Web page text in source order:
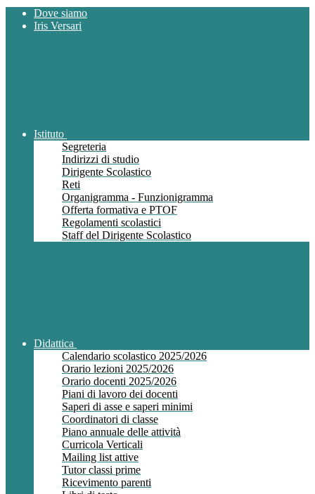
Dove siamo
Iris Versari
Istituto
Segreteria
Indirizzi di studio
Dirigente Scolastico
Reti
Organigramma - Funzionigramma
Offerta formativa e PTOF
Regolamenti scolastici
Staff del Dirigente Scolastico
Didattica
Calendario scolastico 2025/2026
Orario lezioni 2025/2026
Orario docenti 2025/2026
Piani di lavoro dei docenti
Saperi di asse e saperi minimi
Coordinatori di classe
Piano annuale delle attività
Curricola Verticali
Mailing list attive
Tutor classi prime
Ricevimento parenti